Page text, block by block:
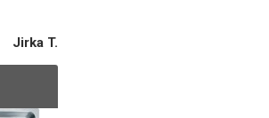
Jirka T.